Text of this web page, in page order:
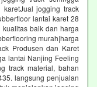
jogging track
lantai karet 28
baik dan harga
murah|harga
Produsen dan Karet
lantai Nanjing Feeling
track material, bahan
langsung penjualan